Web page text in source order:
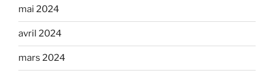
mai 2024
avril 2024
mars 2024